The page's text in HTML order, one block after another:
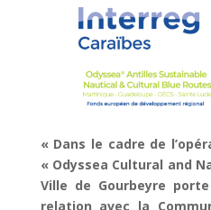
« Dans le cadre de
« Odyssea Cultural and
Ville de Gourbeyre
relation avec la